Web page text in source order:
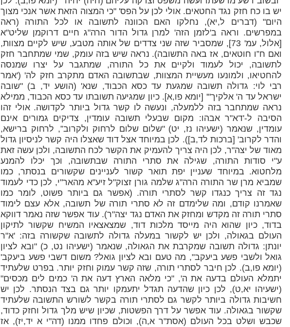
יש בו כח חזק נגד החטאים. אולי לכן על הפס' "כי המצוה הזאת אשר אנכי מצוך
היום" (דברים ל,יא), נחלקו האם הכוונה לתשובה או לכל התורה (ראה
במפרשים. וראה ב'לזמן הזה' למרן גדול הדור הרה"ג חיים דרוקמן שליט"א
[אלול, עמ' 73], שמסביר שזה שני צדדים של אותה מטבע, שיש לקיים מצוות,
ואם ח”ו חוטאים, אז באה התשובה). נראה שיש בזה עומק, שמי שמתחבר חזק
לתשובה, יכול לעמוד ולקיים את כל התורה, שמתגבר על יצרו שמנסה
להחטיאו, ולמונעו מעשיית המצוות, שבתשובה האדם מתקרב חזק לה' ('אמר
רבי לוי: גדולה תשובה שמגעת עד כסא הכבוד, שנא' (הושע יד, ב) "שובה
ישראל עד ה' אלקיך"' [יומא פו,א]. כיון שמגיעה תשובתו עד כסא הכבוד, ממילא
נראה שמתחבר בזה ללמעלה, ונעשה לו קשר גדול ביותר לקדושה. אולי זהו
הסיבה ל-'דא"ר אבהו: מקום שבעלי תשובה עומדין, צדיקים גמורים אינם
עומדין, שנאמר (ישעיהו נז, יט) "שלום שלום לרחוק ולקרוב”, לרחוק ברישא,
והדר לקרוב' [ברכות לד,ב]). לכן במיוחד אצל דוד שאצלו היה קשר לניסיון גדול
מאוד של יצה"ר, לכן היה צריך להעמיק את הקשר לכח התשובה, ולכן עשה זאת
ע"י סודות התורה, שגילה את סתרי התורה שבתשובה, וכך יכלו להמנע
מלחטוא. במיוחד שעניין יפת תואר קשור לעניינים שקשורים בנסתר, כמו
שמביא מרן שר התורה הרה"ג שלמה גורן זצוק"ל זיע"א מהאר"י, לכן כדי לעמוד
נגד זה צריך כנגדו קשר לסתרי תורה. (אפשר גם ביותר פשוט, לומר כמו
שאמרנו קודם, ומה שלימדם זה לא סתרי תורה של תשובה, אלא עצם לימוד
סתרי תורה זה מקדש ומחזק את האדם נגד יצה"ר). עוד אפשר שזה נאמר דווקא
בדוד, כיון שהוא היה מייסד מלכות דוד, שמצאצאיו המשיח שקשור לתיקון
העולם בגאולה, ולכן יש לקשור במעלה גדולה לתשובה שקשורה בזה: 'א"ר
יונתן: גדולה תשובה שמקרבת את הגאולה, שנאמר (ישעיהו נט, כ) "ובא לציון
גואל ולשבי פשע ביעקב", מה טעם ובא לציון גואל? משום דשבי פשע ביעקב'
(יומא פו,ב). לכן חיבר לסתרי תורה, שזה קשר עמוק וחזק יותר. בפרט שלעתיד
יתמלא העולם בדעה את ה', "כי מלאה הארץ דעה את ה' כמים לים מכסים"
(ישעיהו יא,ט), לכן כיון שהדעה תגדל יתעמקו יותר גם בצד הנסתר. לכן יש
חשיבות גדולה ביותר לקשר גם לסתרי תורה בקשר לשורש התשובה שלעתיד
שקשור בגאולה. עוד אפשר על דרך הפשטות, שכיון שיש מלך גדול וחזק כדוד,
שכבש ושלט בכל העולם (אסת"ר א,ה), וכולם פחדו ממנו (דה"י א יד,יז), אז